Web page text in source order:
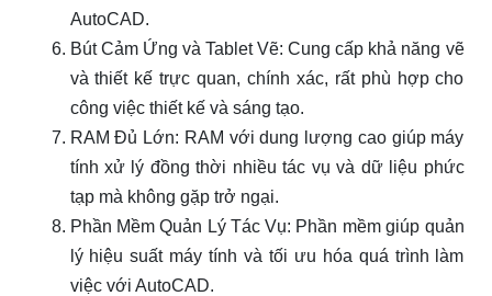
AutoCAD.
Bút Cảm Ứng và Tablet Vẽ: Cung cấp khả năng vẽ
và thiết kế trực quan, chính xác, rất phù hợp cho
công việc thiết kế và sáng tạo.
RAM Đủ Lớn: RAM với dung lượng cao giúp máy
tính xử lý đồng thời nhiều tác vụ và dữ liệu phức
tạp mà không gặp trở ngại.
Phần Mềm Quản Lý Tác Vụ: Phần mềm giúp quản
lý hiệu suất máy tính và tối ưu hóa quá trình làm
việc với AutoCAD.